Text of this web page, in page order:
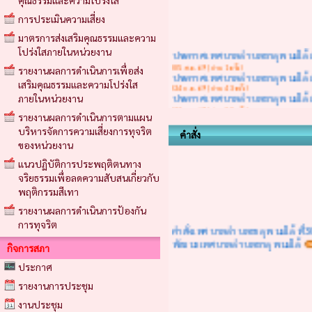
การประเมินความเสี่ยง
มาตรการส่งเสริมคุณธรรมและความ
โปร่งใสภายในหน่วยงาน
รายงานผลการดำเนินการเพื่อส่ง
เสริมคุณธรรมและความโปร่งใส
ภายในหน่วยงาน
รายงานผลการดำเนินการตามแผน
บริหารจัดการความเสี่ยงการทุจริต
ของหน่วยงาน
แนวปฏิบัติการประพฤติตนทาง
จริยธรรมเพื่อลดความสับสนเกี่ยวกับ
พฤติกรรมสีเทา
รายงานผลการดำเนินการป้องกัน
การทุจริต
กิจการสภา
ประกาศ
รายงานการประชุม
งานประชุม
(05 ส.ค. 69 | อ่าน 1 ครั้ง)
ประกาศเทศบาลตำบลธาตุพนมใ
(24 ก.ค. 69 | อ่าน 43 ครั้ง)
ประกาศเทศบาลตำบลธาตุพนมใ
(22 ก.ค. 69 | อ่าน 30 ครั้ง)
ประกาศเทศบาลตำบลธาตุพนมใต้
ประกาศเทศบาลตำบลธาตุพนมใต้
พ.ศ.2569 (ครั้งที่ 7)
(11 มิ.ย. 69 | อ่าน 115 ครั้ง)
ประกาศเทศบาลตำบลธาตุพนมใต้
คำสั่ง
พัฒนาเทศบาลตำบลธาตุพนมใต้